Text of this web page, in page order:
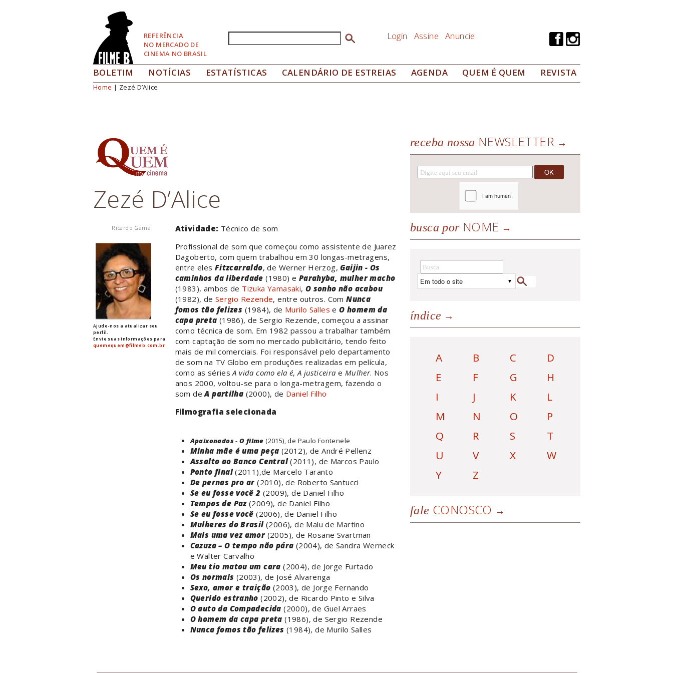
REFERÊNCIA
NO MERCADO DE
CINEMA NO BRASIL
Formulário de busca Login Assine Anuncie
BOLETIM NOTÍCIAS ESTATÍSTICAS CALENDÁRIO DE ESTREIAS AGENDA QUEM É QUEM REVISTA
Você está aqui
Home | Zezé D’Alice
Zezé D’Alice
Ricardo Gama
Ajude-nos a atualizar seu
perfil.
Envie suas informações para
quemequem@filmeb.com.br
Atividade: Técnico de som
Profissional de som que começou como assistente de Juarez
Dagoberto, com quem trabalhou em 30 longas-metragens,
entre eles Fitzcarraldo, de Werner Herzog,Gaijin - Os
caminhos da liberdade (1980) e Parahyba, mulher macho
(1983), ambos de Tizuka Yamasaki, O sonho não acabou
(1982), de Sergio Rezende, entre outros. ComNunca
fomos tão felizes (1984), de Murilo Salles eO homem da
capa preta (1986), de Sergio Rezende, começou a assinar
como técnica de som. Em 1982 passou a trabalhar também
com captação de som no mercado publicitário, tendo feito
mais de mil comerciais. Foi responsável pelo departamento
de som na TV Globo em produções realizadas em película,
como as sériesA vida como ela é,A justiceira e Mulher. Nos
anos 2000, voltou-se para o longa-metragem, fazendo o
som deA partilha (2000), de Daniel Filho
Filmografia selecionada
Apaixonados - O filme (2015), de Paulo Fontenele
Minha mãe é uma peça (2012), de André Pellenz
Assalto ao Banco Central(2011), de Marcos Paulo
Ponto final(2011),de Marcelo Taranto
De pernas pro ar (2010), de Roberto Santucci
Se eu fosse você 2 (2009), de Daniel Filho
Tempos de Paz(2009), de Daniel Filho
Se eu fosse você (2006), de Daniel Filho
Mulheres do Brasil(2006), de Malu de Martino
Mais uma vez amor (2005), de Rosane Svartman
Cazuza – O tempo não pára (2004), de Sandra Werneck
e Walter Carvalho
Meu tio matou um cara (2004), de Jorge Furtado
Os normais (2003), de José Alvarenga
Sexo, amor e traição (2003), de Jorge Fernando
Querido estranho (2002), de Ricardo Pinto e Silva
O auto da Compadecida (2000), de Guel Arraes
O homem da capa preta (1986), de Sergio Rezende
Nunca fomos tão felizes (1984), de Murilo Salles
receba nossa NEWSLETTER
busca porNOME
índice
A B C
D
E
F G
H
I
J K
L
M
N O
P
Q
R S
T
U
V X
W
Y
Z
fale CONOSCO